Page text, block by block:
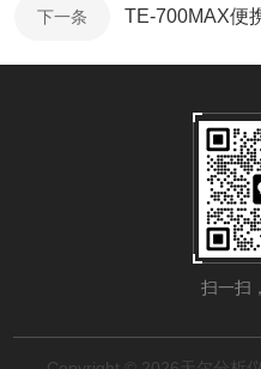
下一条 TE-700MAX便
扫一扫